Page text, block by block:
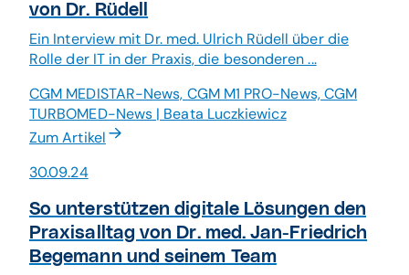
von Dr. Rüdell
Ein Interview mit Dr. med. Ulrich Rüdell über die
Rolle der IT in der Praxis, die besonderen ...
CGM MEDISTAR-News, CGM M1 PRO-News, CGM
TURBOMED-News | Beata Luczkiewicz
Zum Artikel
30.09.24
So unterstützen digitale Lösungen den
Praxisalltag von Dr. med. Jan-Friedrich
Begemann und seinem Team